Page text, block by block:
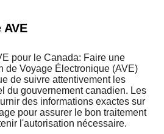
pour le Canada: Faire une
de Voyage Électronique (AVE)
de suivre attentivement les
du gouvernement canadien. Les
des informations exactes sur
pour assurer le bon traitement
l'autorisation nécessaire.